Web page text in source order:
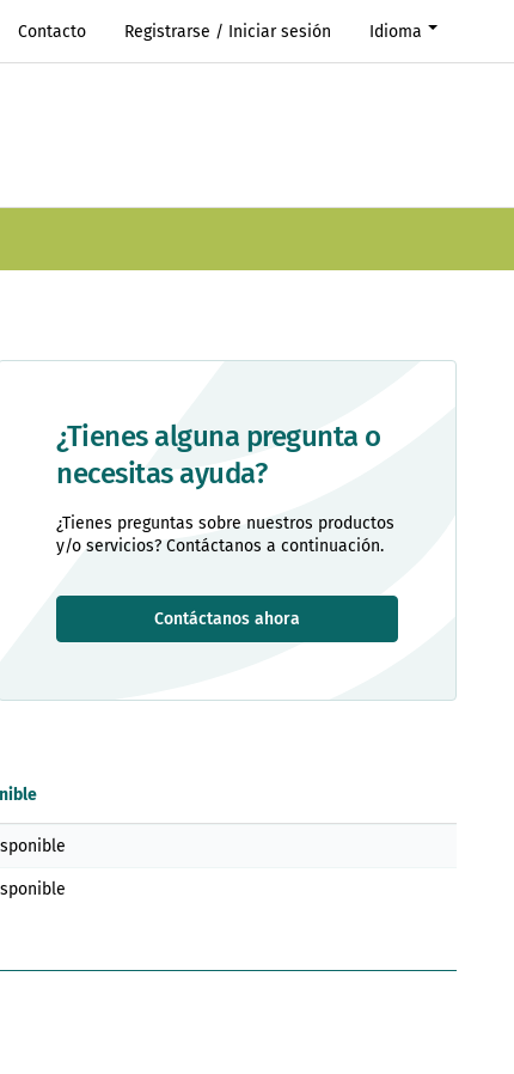
Contacto Registrarse / Iniciar sesión Idioma
¿Tienes alguna pregunta o
necesitas ayuda?
¿Tienes preguntas sobre nuestros productos
y/o servicios? Contáctanos a continuación.
Contáctanos ahora